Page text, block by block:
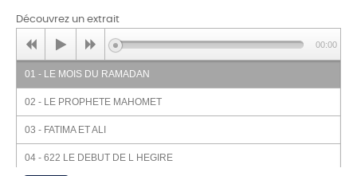
Découvrez un extrait
01 - LE MOIS DU RAMADAN
02 - LE PROPHETE MAHOMET
03 - FATIMA ET ALI
04 - 622 LE DEBUT DE L HEGIRE
00:00